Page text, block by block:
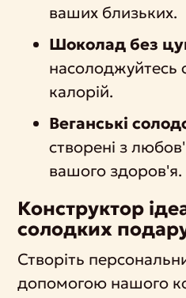
ваших близьких.
Шоколад без
насолоджуйтесь
калорій.
Веганські
створені з
вашого здоров'я.
Конструктор
солодких
Створіть
допомогою нашого